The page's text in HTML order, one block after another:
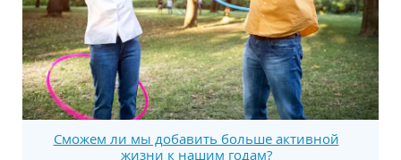
Сможем ли мы добавить больше активной
жизни к нашим годам?